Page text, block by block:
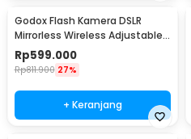
Godox Flash Kamera DSLR
Mirrorless Wireless Adjustable
Head 5600K 45Ws - TT520III
THINKLITE
Rp599.000
Rp811.900 27%
+ Keranjang